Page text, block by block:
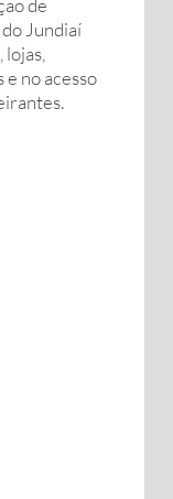
de
do Jundiaí
no acesso